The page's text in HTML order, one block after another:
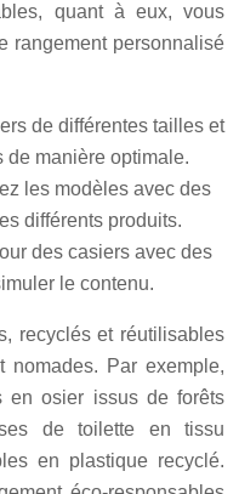
quant à eux, vous
rangement personnalisé
de différentes tailles et
de manière optimale.
les modèles avec des
différents produits.
des casiers avec des
le contenu.
recyclés et réutilisables
nomades. Par exemple,
en osier issus de forêts
de toilette en tissu
en plastique recyclé.